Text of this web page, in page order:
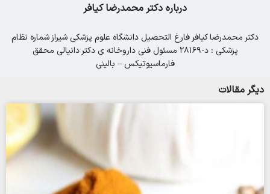
درباره دکتر محمدرضا کیافر
دکتر محمدرضا کیافر فارغ التحصیل دانشگاه علوم پزشکی شیراز شماره نظام
پزشکی : د-28169 مسئول فنی داروخانه ی دکتر دانیالی محقق
فارماسیوتیکس – بالینی
دیگر مقالات